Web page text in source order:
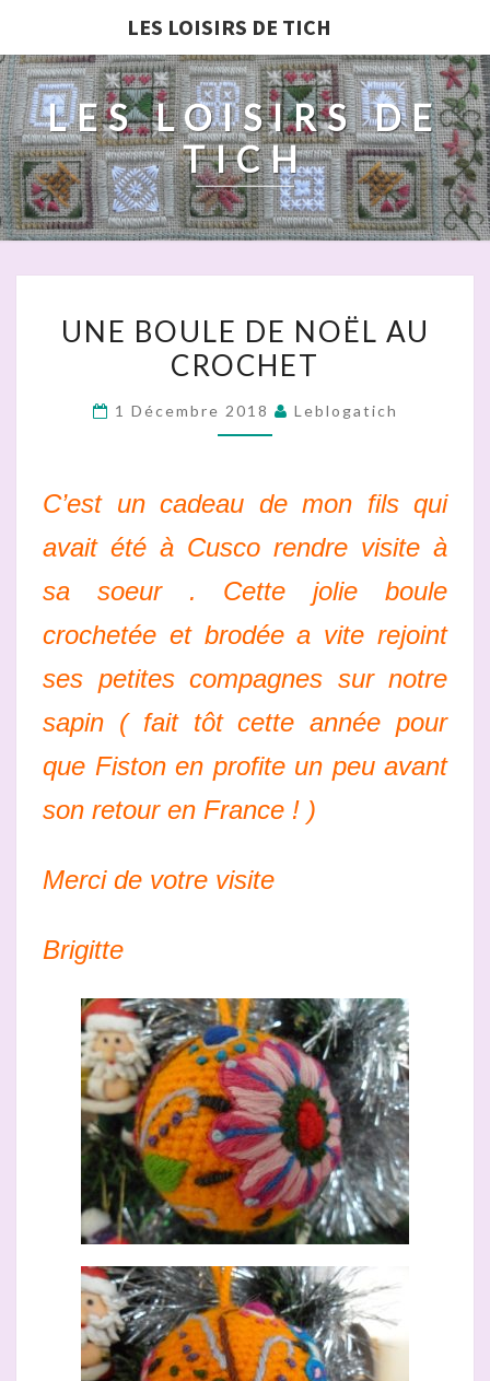
LES LOISIRS DE TICH
LES LOISIRS DE
TICH
BOULE
DE
UNE BOULE DE NOËL AU
CROCHET
1 Décembre 2018 Leblogatich
C’est un cadeau de mon fils qui
avait été à Cusco rendre visite à
sa soeur . Cette jolie boule
crochetée et brodée a vite rejoint
ses petites compagnes sur notre
sapin ( fait tôt cette année pour
que Fiston en profite un peu avant
son retour en France ! )
Merci de votre visite
Brigitte